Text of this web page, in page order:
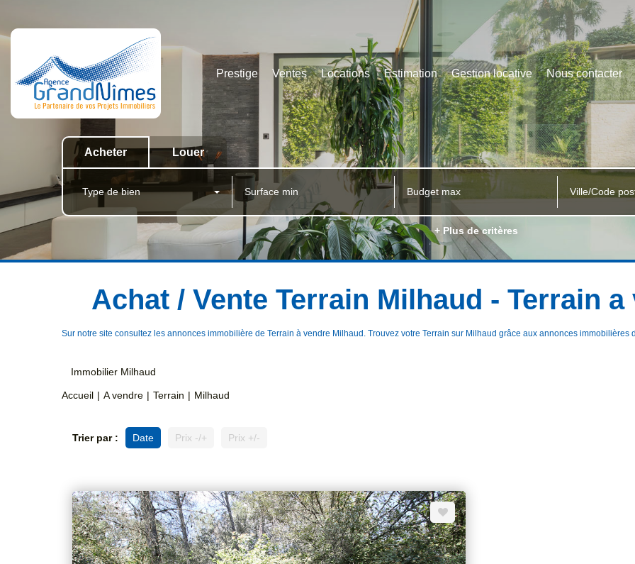
Prestige Ventes Locations Estimation Gestion locative Nous contacter
Acheter Louer
Type de bien Ville/Code
+ Plus de critères
Achat / Vente Terrain Milhaud - Terrain
Sur notre site consultez les annonces immobilière de Terrain à vendre Milhaud. Trouvez votre Terrain sur Milhaud grâce aux annonces immobilières
Immobilier Milhaud
Accueil A vendre Terrain Milhaud
Trier par : Date Prix -/+ Prix +/-